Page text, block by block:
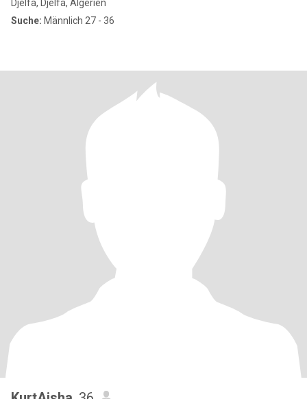
Djelfa, Djelfa, Algerien
Suche: Männlich 27 - 36